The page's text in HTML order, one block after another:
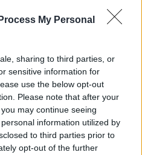
My Personal
sharing to third parties, or
sensitive information for
use the below opt-out
Please note that after your
may continue seeing
information utilized by
to third parties prior to
opt-out of the further